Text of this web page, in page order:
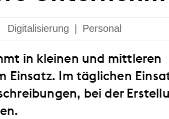
Digitalisierung Personal
in kleinen und mittleren
Einsatz. Im täglichen
bei der